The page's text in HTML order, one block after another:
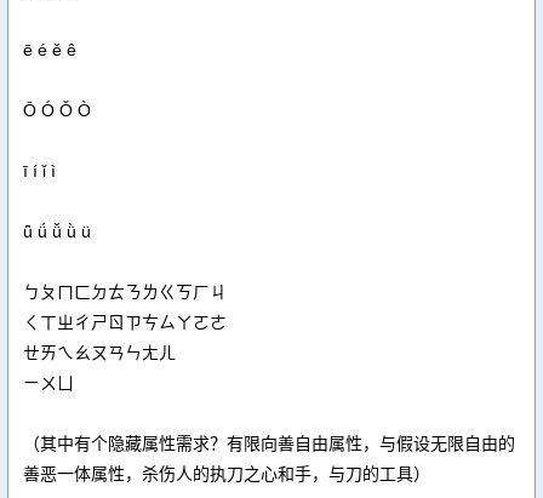
ē é ě ê
Ō Ó Ǒ Ò
ī í ǐ ì
ǖ ǘ ǚ ǜ ü
ㄅㄆㄇㄈㄉㄊㄋㄌㄍㄎㄏㄐ
ㄑㄒㄓㄔㄕㄖㄗㄘㄙㄚㄛㄜ
ㄝㄞㄟㄠㄡㄢㄣㄤㄦ
ㄧㄨㄩ
（其中有个隐藏属性需求？有限向善自由属性，与假设无限自由的
善恶一体属性，杀伤人的执刀之心和手，与刀的工具）